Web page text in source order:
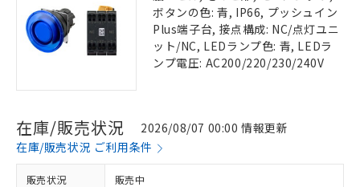
ボタンの色: 青, IP66, プッシュイン
Plus端子台, 接点構成: NC/点灯ユニ
ット/NC, LEDランプ色: 青, LEDラ
ンプ電圧: AC200/220/230/240V
在庫/販売状況
2026/08/07 00:00 情報更新
在庫/販売状況 ご利用条件
販売状況 販売中